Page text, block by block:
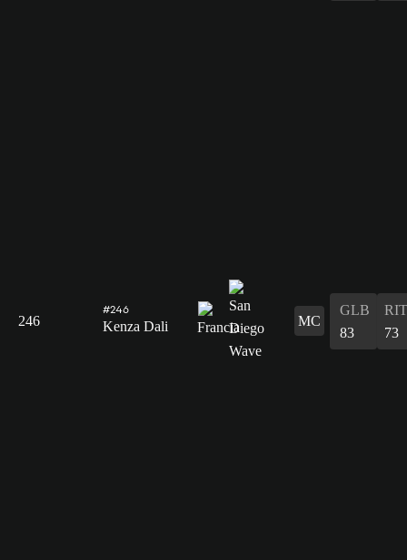
246
#246
Kenza Dali MC
GLB
83
RIT
73